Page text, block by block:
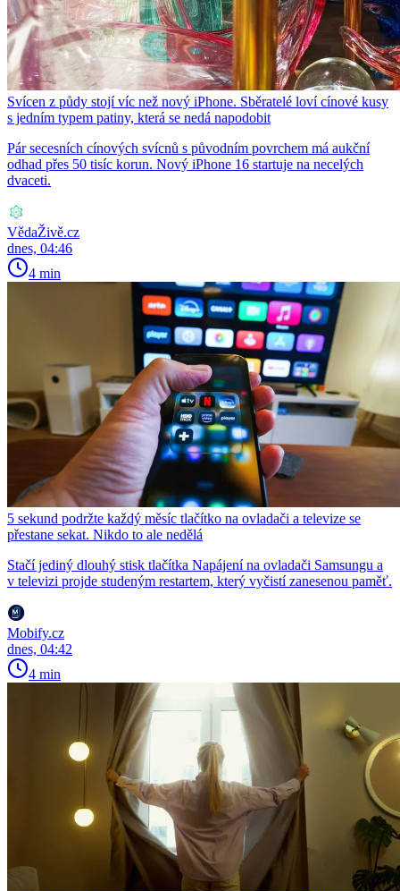
Svícen z půdy stojí víc než nový iPhone. Sběratelé loví cínové kusy
s jedním typem patiny, která se nedá napodobit
Pár secesních cínových svícnů s původním povrchem má aukční
odhad přes 50 tisíc korun. Nový iPhone 16 startuje na necelých
dvaceti.
VědaŽivě.cz
dnes, 04:46
4 min
5 sekund podržte každý měsíc tlačítko na ovladači a televize se
přestane sekat. Nikdo to ale nedělá
Stačí jediný dlouhý stisk tlačítka Napájení na ovladači Samsungu a
v televizi projde studeným restartem, který vyčistí zanesenou paměť.
Mobify.cz
dnes, 04:42
4 min